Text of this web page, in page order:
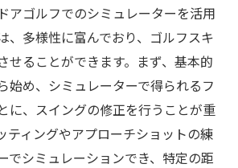
アゴルフでのシミュレーターを活用
、多様性に富んでおり、ゴルフスキ
せることができます。まず、基本的
始め、シミュレーターで得られるフ
に、スイングの修正を行うことが重
ティングやアプローチショットの練
でシミュレーションでき、特定の距